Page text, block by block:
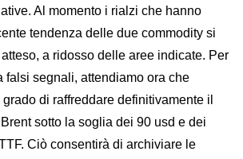
Al momento i rialzi che hanno
tendenza delle due commodity si
a ridosso delle aree indicate. Per
falsi segnali, attendiamo ora che
di raffreddare definitivamente il
sotto la soglia dei 90 usd e dei
Ciò consentirà di archiviare le